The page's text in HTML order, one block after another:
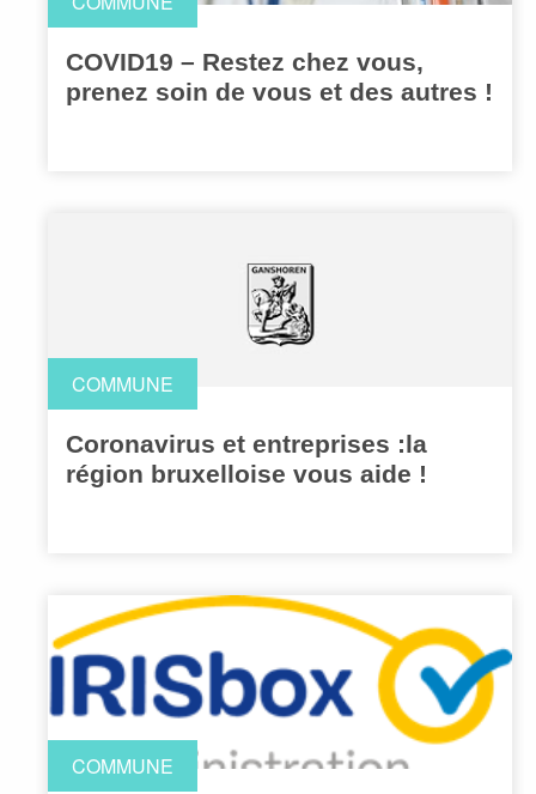
COVID19 – Restez chez vous,
prenez soin de vous et des autres !
COMMUNE
Coronavirus et entreprises :la
région bruxelloise vous aide !
COMMUNE